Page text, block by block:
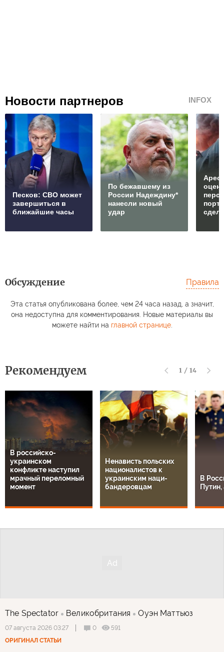
Новости партнеров INFOX
Песков: СВО может
завершиться в
ближайшие часы
По бежавшему из
России Надеждину*
нанесли новый
удар
Обсуждение Правила
Эта статья опубликована более, чем 24 часа назад, а значит,
она недоступна для комментирования. Новые материалы вы
можете найти на главной странице.
Рекомендуем 1 / 14
В российско-
украинском
конфликте наступил
мрачный переломный
момент
Ненависть польских
националистов к
украинским наци-
бандеровцам
В
The Spectator Великобритания Оуэн Маттьюз
07 августа 2026 03:27 0
591
ОРИГИНАЛ СТАТЬИ